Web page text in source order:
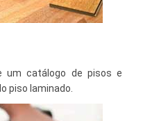
um catálogo de pisos e
piso laminado.